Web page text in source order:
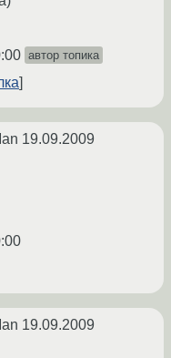
автор топика
19.09.2009
19.09.2009